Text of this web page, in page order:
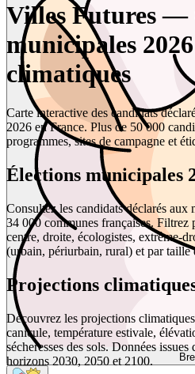
Villes Futures —
municipales
climatiques
Carte interactive des candidats
2026 en France. Plus de 50 000
programmes, sites de campagne et
Élections municipales
Consultez les candidats déclarés aux
34 000 communes françaises.
centre, droite, écologistes, extrême-
(urbain, périurbain, rural) et par taille
Projections
Découvrez les projections
canicule, température estivale,
sécheresses des sols. Données
horizons 2030, 2050 et 2100.